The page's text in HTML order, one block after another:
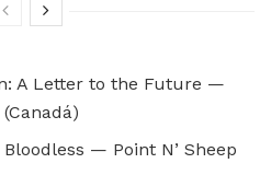
A Letter to the Future —
— Point N’ Sheep